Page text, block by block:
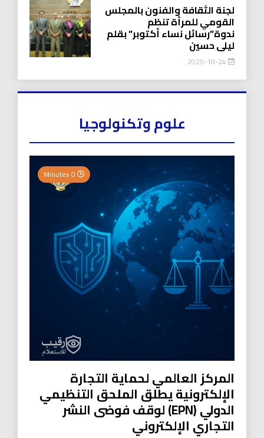
لجنة الثقافة والفنون بالمجلس
القومي للمرأة تنظم
ندوة”رسائل نساء أكتوبر” بقلم
ليلى حسين
2025-10-24
علوم وتكنولوجيا
المركز العالمي لحماية التجارة
الإلكترونية يطلق الملحق التنظيمي
الدولي (EPN) لوقف فوضى النشر
التجاري الإلكتروني